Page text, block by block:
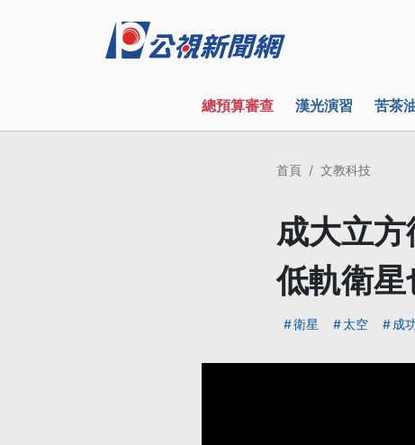
總預算審查 漢光演習 苦茶
首頁 文教科技
成大立
低軌衛星
衛星 太空 成